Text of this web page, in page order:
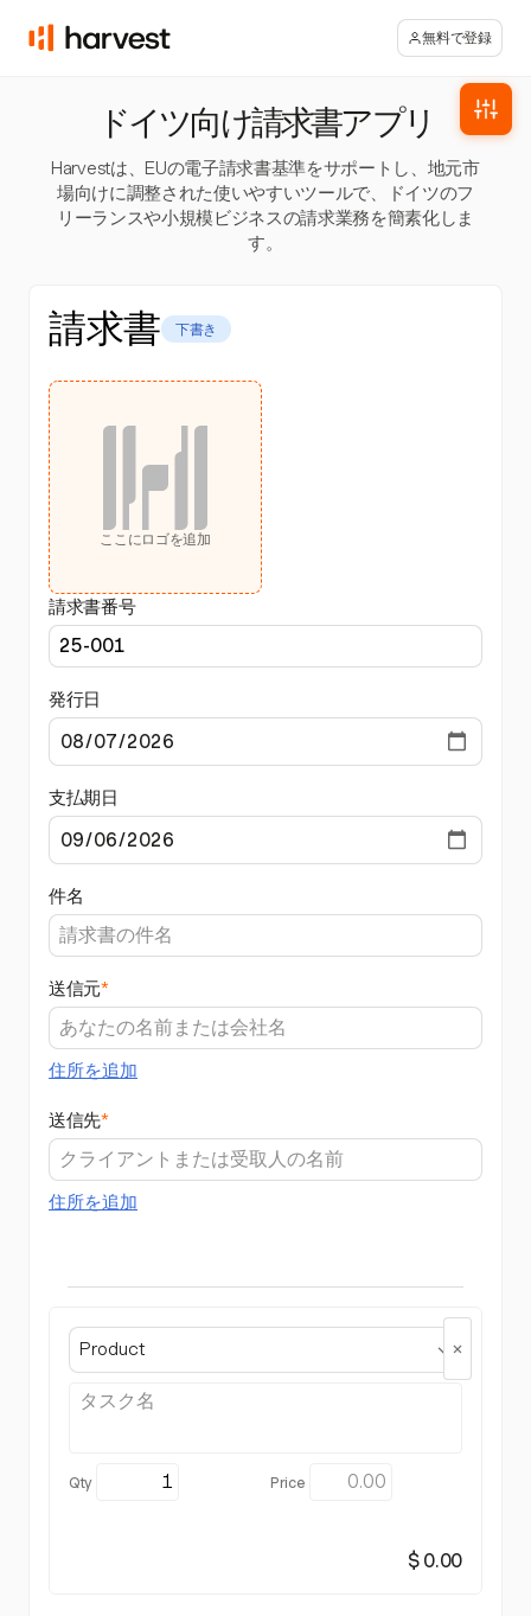
無料で登録
ドイツ向け請求書アプリ
Harvestは、EUの電子請求書基準をサポートし、地元市
場向けに調整された使いやすいツールで、ドイツのフ
リーランスや小規模ビジネスの請求業務を簡素化しま
す。
請求書 下書き
ここにロゴを追加
請求書番号
発行日
支払期日
件名
送信元*
住所を追加
送信先*
住所を追加
Product
$ 0.00